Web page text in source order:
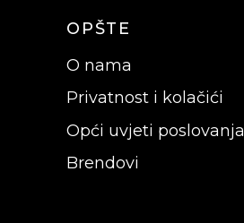
OPŠTE
O nama
Privatnost i kolačići
Opći uvjeti poslovanja
Brendovi